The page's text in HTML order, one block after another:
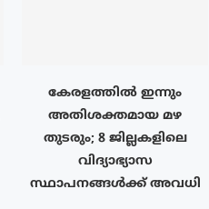
കേരളത്തിൽ ഇന്നും
അതിശക്തമായ മഴ
തുടരും; 8 ജില്ലകളിലെ
വിദ്യാഭ്യാസ
സ്ഥാപനങ്ങൾക്ക് അവധി